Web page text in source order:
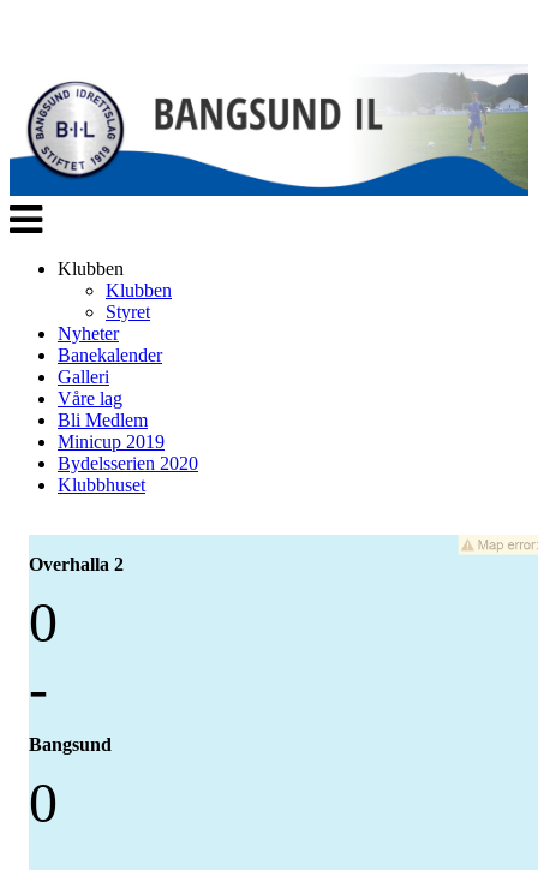
Veksle
navigasjon
Klubben
Klubben
Styret
Nyheter
Banekalender
Galleri
Våre lag
Bli Medlem
Minicup 2019
Bydelsserien 2020
Klubbhuset
Overhalla 2
0
-
Bangsund
0